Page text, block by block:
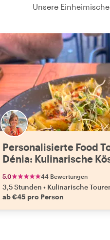
Unsere
Personalisierte Food
Dénia: Kulinarische
5.0 44 Bewertungen
3,5 Stunden • Kulinarische
ab €45 pro Person